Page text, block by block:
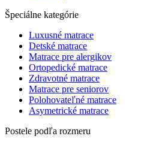
Špeciálne kategórie
Luxusné matrace
Detské matrace
Matrace pre alergikov
Ortopedické matrace
Zdravotné matrace
Matrace pre seniorov
Polohovateľné matrace
Asymetrické matrace
Postele podľa rozmeru